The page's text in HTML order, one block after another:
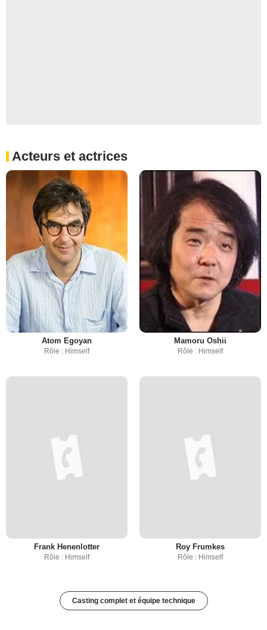
Acteurs et actrices
Atom Egoyan
Rôle : Himself
Mamoru Oshii
Rôle : Himself
Frank Henenlotter
Rôle : Himself
Roy Frumkes
Rôle : Himself
Casting complet et équipe technique